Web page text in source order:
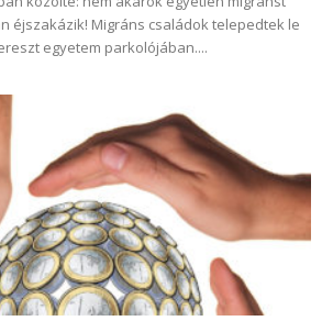
éjszakázik! Migráns családok telepedtek le
egyetem parkolójában....